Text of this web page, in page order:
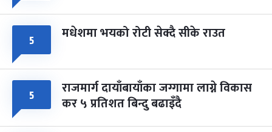
५ मधेशमा भयको रोटी सेक्दै सीके राउत
५ राजमार्ग दायाँबायाँका जग्गामा लाग्ने विकास
कर ५ प्रतिशत बिन्दु बढाइँदै